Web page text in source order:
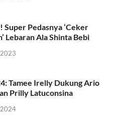
Super Pedasnya ‘Ceker
Lebaran Ala Shinta Bebi
Tamee Irelly Dukung Ario
Prilly Latuconsina